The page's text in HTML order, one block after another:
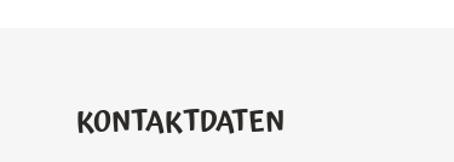
KONTAKTDATEN